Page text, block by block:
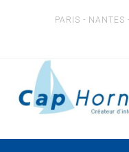
PARIS - NANTES